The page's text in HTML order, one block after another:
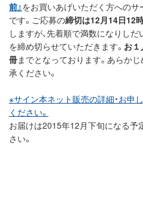
前』をお買いあげいただく方へのサ
です。ご応募の締切は12月14日12
しますが、先着順で満数になりしだ
を締め切らせていただきます。 お１
冊までとなっております。あらかじ
承ください。
※サイン本ネット販売の詳細・お申
ください。
お届けは2015年12月下旬になる予
さい。